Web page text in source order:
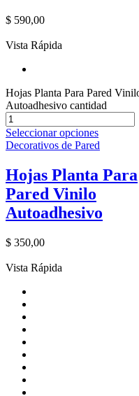
$ 590,00
Vista Rápida
Hojas Planta Para Pared
Autoadhesivo cantidad
Seleccionar opciones
Decorativos de Pared
Hojas Planta Para
Pared Vinilo
Autoadhesivo
$ 350,00
Vista Rápida